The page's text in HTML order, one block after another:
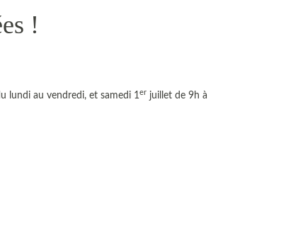
!
lundi au vendredi, et samedi 1er juillet de 9h à